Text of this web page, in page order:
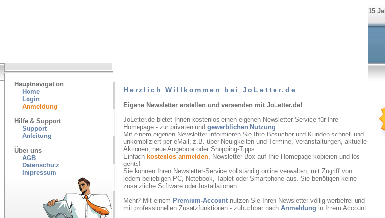
15
Hauptnavigation
Home
Login
Anmeldung
Hilfe & Support
Support
Anleitung
Über uns
AGB
Datenschutz
Impressum
Herzlich Willkommen bei JoLetter.de
Eigene Newsletter erstellen und versenden mit JoLetter.de!
JoLetter.de bietet Ihnen kostenlos einen eigenen Newsletter-Service für Ihre
Homepage - zur privaten und gewerblichen Nutzung.
Mit einem eigenen Newsletter informieren Sie Ihre Besucher und Kunden schnell und
unkompliziert per eMail, z.B. über Neuigkeiten und Termine, Veranstaltungen, aktuelle
Aktionen, neue Angebote oder Shopping-Tipps.
Einfach kostenlos anmelden, Newsletter-Box auf Ihre Homepage kopieren und los
gehts!
Sie können Ihren Newsletter-Service vollständig online verwalten, mit Zugriff von
jedem beliebigen PC, Notebook, Tablet oder Smartphone aus. Sie benötigen keine
zusätzliche Software oder Installationen.
Mehr? Mit einem Premium-Account nutzen Sie Ihren Newsletter völlig werbefrei und
mit professionellen Zusatzfunktionen - zubuchbar nach Anmeldung in Ihrem Account.